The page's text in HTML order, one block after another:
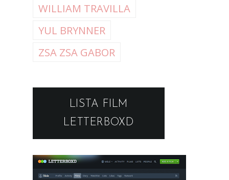
WILLIAM TRAVILLA
YUL BRYNNER
ZSA ZSA GABOR
LISTA FILM
LETTERBOXD